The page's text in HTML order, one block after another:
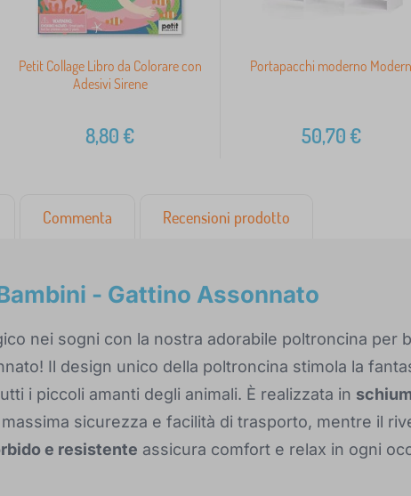
Petit Collage Libro da Colorare con
Adesivi Sirene
8,80€
Portapacchi moderno Modern
50,70€
Commenta Recensioni prodotto
- Gattino Assonnato
nei sogni con la nostra adorabile poltroncina per
Il design unico della poltroncina stimola la
i piccoli amanti degli animali. È realizzata in
sicurezza e facilità di trasporto, mentre il
e resistente assicura comfort e relax in ogni